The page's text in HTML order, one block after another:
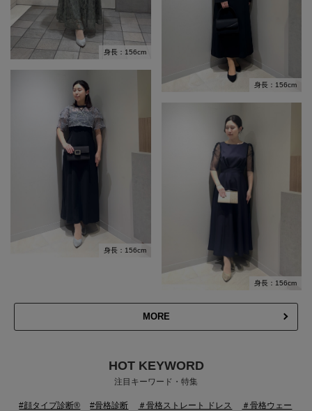
身長：156cm
身長：156cm
身長：156cm
身長：156cm
MORE
HOT KEYWORD
注目キーワード・特集
#顔タイプ診断® #骨格診断 ＃骨格ストレート ドレス
＃骨格ウェー